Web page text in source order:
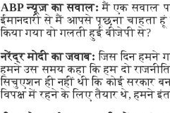
ABP न्यूज़ का सवालः मैं एक सवाल
ईमानदारी से मैं आपसे पूछना चाहता हूं
किया गया वो गलती हुई बीजेपी से?
नरेंद्र मोदी का जवाबः जिस दिन हमने
हमने उस समय कहा कि हम दो
सिचुएशन ही नहीं थी कि कोई
विपक्ष में रहने के लिए तैयार थे, हमने